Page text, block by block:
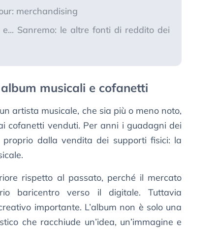
merchandising
e... Sanremo: le altre fonti di reddito dei
musicali e cofanetti
artista musicale, che sia più o meno noto,
cofanetti venduti. Per anni i guadagni dei
dalla vendita dei supporti fisici: la
rispetto al passato, perché il mercato
baricentro verso il digitale. Tuttavia
importante. L’album non è solo una
che racchiude un’idea, un’immagine e